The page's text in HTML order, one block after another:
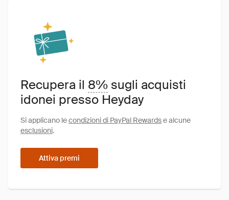
Recupera il 8% sugli acquisti
idonei presso Heyday
Si applicano lecondizioni di PayPal Rewardse alcune
esclusioni.
Attiva premi